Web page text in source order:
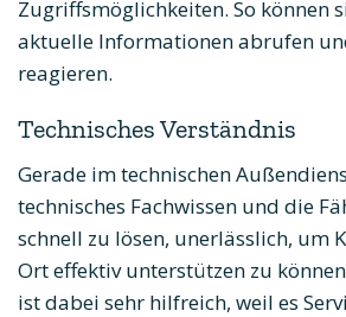
Zugriffsmöglichkeiten. So können
aktuelle Informationen abrufen
reagieren.
Technisches Verständnis
Gerade im technischen
technisches Fachwissen und die
schnell zu lösen, unerlässlich, um
Ort effektiv unterstützen zu
ist dabei sehr hilfreich, weil es